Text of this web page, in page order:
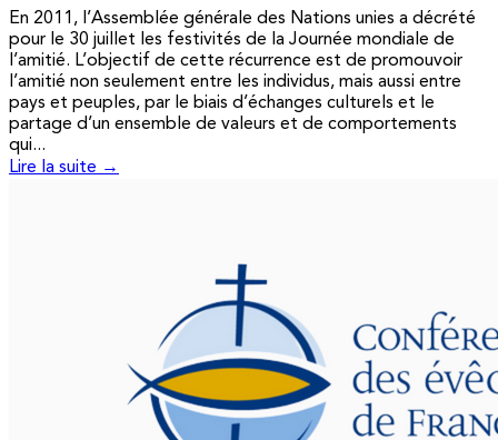
En 2011, l’Assemblée générale des Nations unies a décrété
pour le 30 juillet les festivités de la Journée mondiale de
l’amitié. L’objectif de cette récurrence est de promouvoir
l’amitié non seulement entre les individus, mais aussi entre
pays et peuples, par le biais d’échanges culturels et le
partage d’un ensemble de valeurs et de comportements
qui...
Lire la suite →